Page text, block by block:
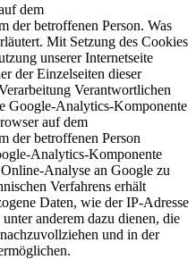
dem
der betroffenen Person. Was
Mit Setzung des Cookies
unserer Internetseite
der Einzelseiten dieser
Verantwortlichen
Google-Analytics-Komponente
auf dem
der betroffenen Person
Analytics-Komponente
Analyse an Google zu
Verfahrens erhält
Daten, wie der IP-Adresse
anderem dazu dienen, die
und in der